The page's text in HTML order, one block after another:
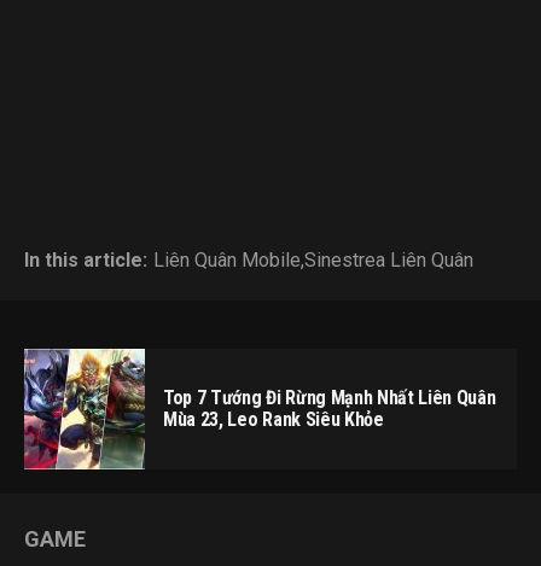
In this article: Liên Quân Mobile,Sinestrea Liên Quân
Top 7 Tướng Đi Rừng Mạnh Nhất Liên Quân
Mùa 23, Leo Rank Siêu Khỏe
GAME